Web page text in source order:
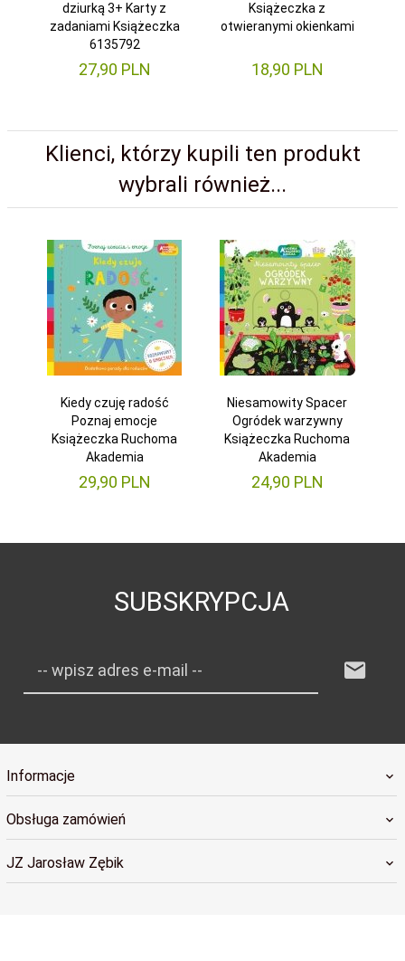
dziurką 3+ Karty z
zadaniami Książeczka
6135792
27,90 PLN
Książeczka z
otwieranymi okienkami
18,90 PLN
Klienci, którzy kupili ten produkt
wybrali również...
Kiedy czuję radość
Poznaj emocje
Książeczka Ruchoma
Akademia
29,90 PLN
Niesamowity Spacer
Ogródek warzywny
Książeczka Ruchoma
Akademia
24,90 PLN
SUBSKRYPCJA
-- wpisz adres e-mail --
Informacje
Obsługa zamówień
JZ Jarosław Zębik